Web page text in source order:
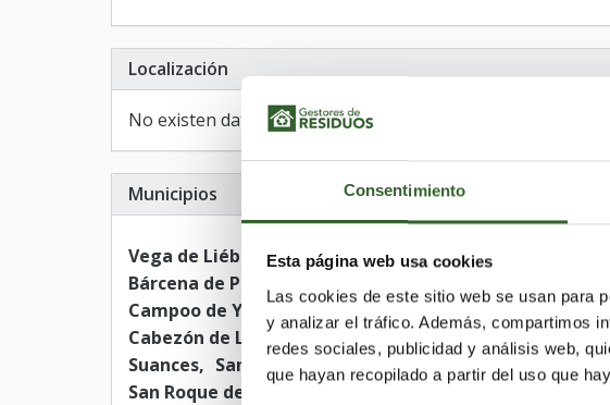
Consentimiento
Esta página web usa cookies
Las cookies de este sitio web se usan para
y analizar el tráfico. Además, compartimos
redes sociales, publicidad y análisis web,
que hayan recopilado a partir del uso que
Localización
No existen datos de localización
Municipios
Vega de Liébana Solórzano Rasines Luena
Bárcena de Pie de Concha
Campoo de Yuso
Ruiloba Santa Cruz de Bezana
Cabezón de Liébana
San Pedro del Romeral
Suances
Santa María de Cayón Medio Cudeyo
San Roque de Riomiera
Pesaguero
Marina de